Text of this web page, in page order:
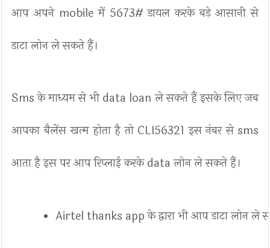
आप अपने mobile में 5673# डायल करके बड़े आसानी से
डाटा लोन ले सकते हैं।
Sms के माध्यम से भी data loan ले सकते हैं इसके लिए जब
आपका बैलेंस खत्म होता है तो CLI56321 इस नंबर से sms
आता है इस पर आप रिप्लाई करके data लोन ले सकते हैं।
Airtel thanks app के द्वारा भी आप डाटा लोन ले